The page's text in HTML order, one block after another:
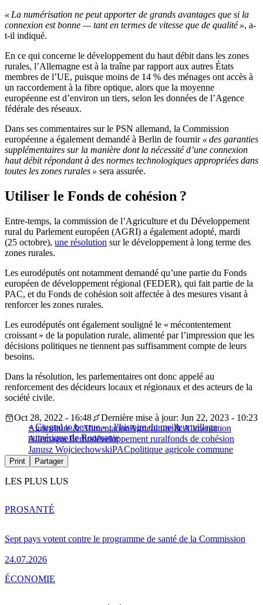
« La numérisation ne peut apporter de grands avantages que si la
connexion est bonne — tant en termes de vitesse que de qualité », a-
t-il indiqué.
En ce qui concerne le développement du haut débit dans les zones
rurales, l’Allemagne est à la traîne par rapport aux autres États
membres de l’UE, puisque moins de 14 % des ménages ont accès à
un raccordement à la fibre optique, alors que la moyenne
européenne est d’environ un tiers, selon les données de l’Agence
fédérale des réseaux.
Dans ses commentaires sur le PSN allemand, la Commission
européenne a également demandé à Berlin de fournir« des garanties
supplémentaires sur la manière dont la nécessité d’une connexion
haut débit répondant à des normes technologiques appropriées dans
toutes les zones rurales » sera assurée.
Utiliser le Fonds de cohésion ?
Entre-temps, la commission de l’Agriculture et du Développement
rural du Parlement européen (AGRI) a également adopté, mardi
(25 octobre), une résolution sur le développement à long terme des
zones rurales.
Les eurodéputés ont notamment demandé qu’une partie du Fonds
européen de développement régional (FEDER), qui fait partie de la
PAC, et du Fonds de cohésion soit affectée à des mesures visant à
renforcer les zones rurales.
Les eurodéputés ont également souligné le « mécontentement
croissant » de la population rurale, alimenté par l’impression que les
décisions politiques ne tiennent pas suffisamment compte de leurs
besoins.
Dans la résolution, les parlementaires ont donc appelé au
renforcement des décideurs locaux et régionaux et des acteurs de la
société civile.
« Ciugud to be true » : l’histoire du meilleur village
numérique de Roumanie
Oct 28, 2022 - 16:48
Dernière mise à jour: Jun 22, 2023 - 10:23
Agriculture & AlimentationAgriculture & Alimentation
AllemagneBerlindéveloppement ruralfonds de cohésion
Janusz WojciechowskiPACpolitique agricole commune
Print Partager
LES PLUS LUS
Sept pays votent contre le programme de santé de la Commission
24.07.2026
PROSANTÉ
ÉCONOMIE